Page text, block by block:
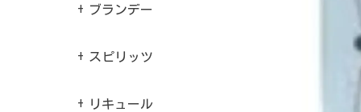
ブランデー
スピリッツ
リキュール